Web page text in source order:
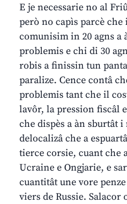
E je necessarie no al
però no capìs parcè che
comunisim in 20 agns a
problemis e chi di 30
robis a finissin tun
paralize. Cence contâ
problemis tant che il
lavôr, la pression fiscâl
che dispès a àn sburtât
delocalizâ che a
tierce corsie, cuant
Ucraine e Ongjarie, e
cuantitât une vore
viers de Russie.